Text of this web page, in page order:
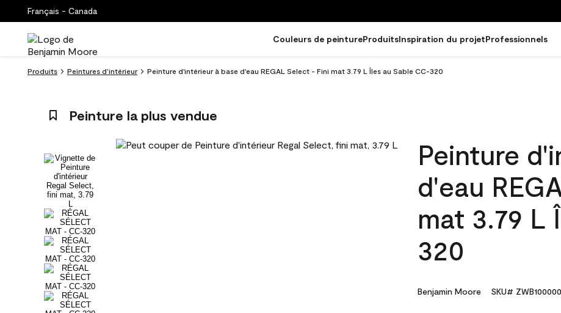
Français - Canada
Couleurs de peintureProduitsInspiration du projetProfessionnels
Produits Peintures d’intérieur Peinture d'intérieur à base d'eau REGAL Select - Fini mat 3.79 L Îles au Sable CC-320
Peinture la plus vendue
Peinture
d'eau
mat 3.79 L
320
Benjamin Moore SKU#